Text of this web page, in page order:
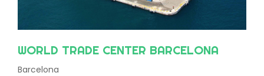
WORLD TRADE CENTER BARCELONA
Barcelona